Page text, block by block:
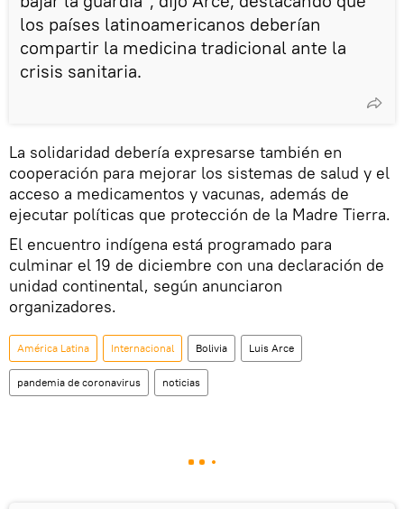
los países latinoamericanos deberían
compartir la medicina tradicional ante la
crisis sanitaria.
La solidaridad debería expresarse también en
cooperación para mejorar los sistemas de salud y el
acceso a medicamentos y vacunas, además de
ejecutar políticas que protección de la Madre Tierra.
El encuentro indígena está programado para
culminar el 19 de diciembre con una declaración de
unidad continental, según anunciaron
organizadores.
América Latina Internacional Bolivia Luis Arce
pandemia de coronavirus noticias